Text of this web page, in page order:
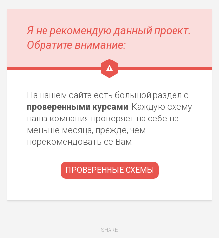
Я не рекомендую данный проект.
Обратите внимание:
На нашем сайте есть большой раздел с
проверенными курсами . Каждую схему
наша компания проверяет на себе не
меньше месяца, прежде, чем
порекомендовать ее Вам.
ПРОВЕРЕННЫЕ СХЕМЫ
SHARE